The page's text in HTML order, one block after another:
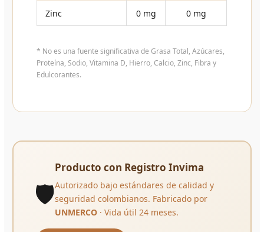
Zinc 0 mg 0 mg
* No es una fuente significativa de Grasa Total, Azúcares,
Proteína, Sodio, Vitamina D, Hierro, Calcio, Zinc, Fibra y
Edulcorantes.
🛡️
Producto con Registro Invima
Autorizado bajo estándares de calidad y
seguridad colombianos. Fabricado por
UNMERCO · Vida útil 24 meses.